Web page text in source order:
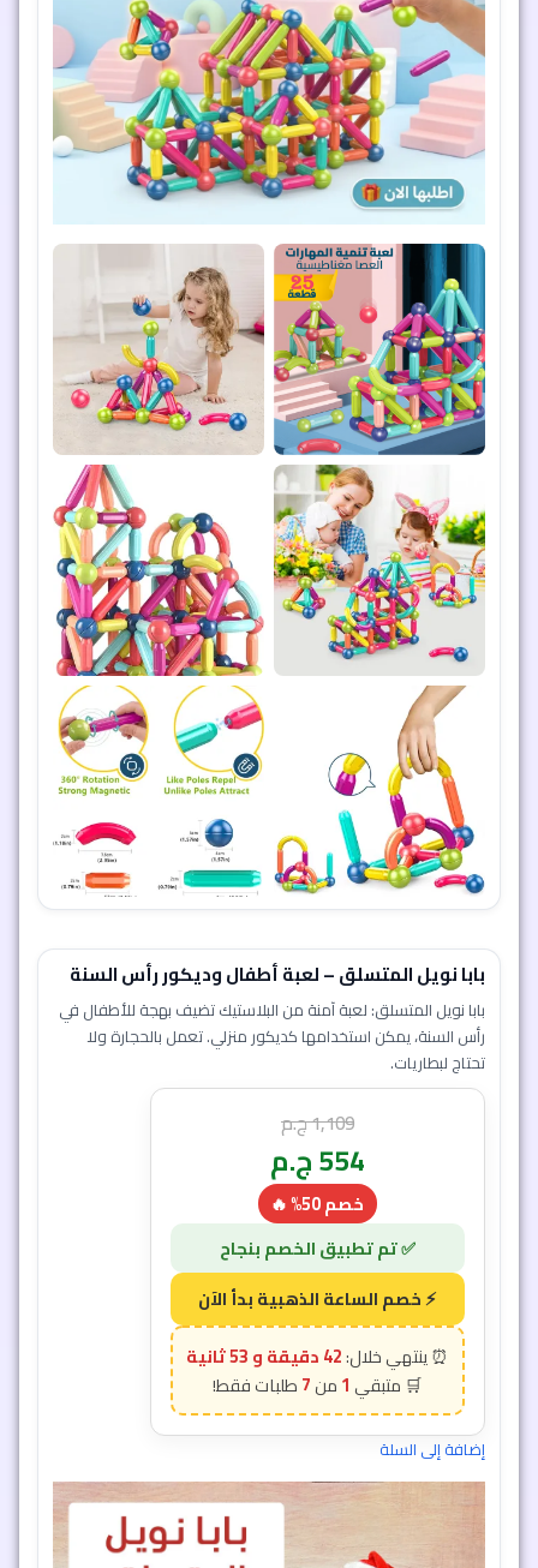
بابا نويل المتسلق – لعبة أطفال وديكور رأس السنة
بابا نويل المتسلق: لعبة آمنة من البلاستيك تضيف بهجة للأطفال في
رأس السنة، يمكن استخدامها كديكور منزلي. تعمل بالحجارة ولا
تحتاج لبطاريات.
1,109ج.م
554ج.م
خصم 50% 🔥
42 دقيقة و 50 ثانية
1
7
إضافة إلى السلة